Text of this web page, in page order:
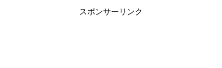
スポンサーリンク